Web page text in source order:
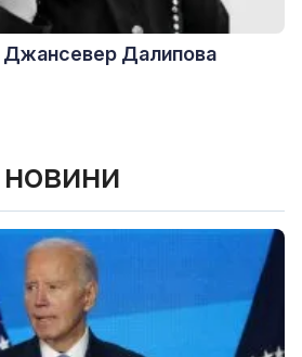
Джансевер Далипова